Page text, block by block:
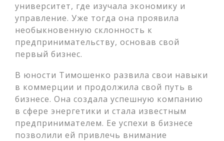
университет, где изучала экономику и
управление. Уже тогда она проявила
необыкновенную склонность к
предпринимательству, основав свой
первый бизнес.
В юности Тимошенко развила свои навыки
в коммерции и продолжила свой путь в
бизнесе. Она создала успешную компанию
в сфере энергетики и стала известным
предпринимателем. Ее успехи в бизнесе
позволили ей привлечь внимание